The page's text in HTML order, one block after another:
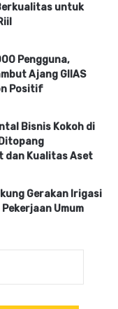
untuk
Pengguna,
Ajang GIIAS
Positif
Bisnis Kokoh di
dan Kualitas Aset
Gerakan Irigasi
Umum